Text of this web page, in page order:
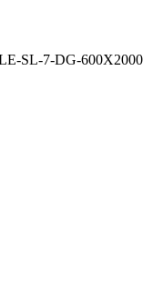
SL-7-DG-600X2000